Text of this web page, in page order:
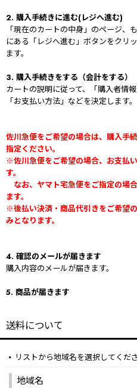
2. 購入手続きに進む(レジへ進む)
「現在のカートの中身」のページ、
にある「レジへ進む」ボタンをクリ
ます。
3. 購入手続きをする（会計をする）
カートの説明に従って、「購入者情
「お支払い方法」などを決定します。
佐川急便をご希望の場合は、購入手
指定ください。
※佐川急便をご希望の場合、お支払
す。
なお、ヤマト宅急便をご指定の場
ます。
※後払い決済・商品代引きをご希望
みとなります。
4. 確認のメールが届きます
購入内容のメールが届きます。
5. 商品が届きます
送料について
リストから地域名を選択してくださ
地域名